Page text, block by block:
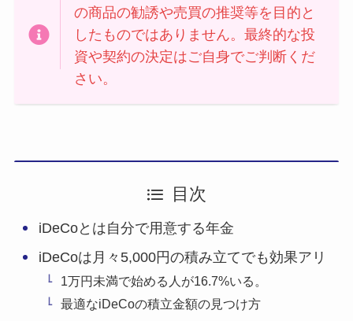
の商品の勧誘や売買の推奨等を目的と
したものではありません。最終的な投
資や契約の決定はご自身でご判断くだ
さい。
目次
iDeCoとは自分で用意する年金
iDeCoは月々5,000円の積み立てでも効果アリ
1万円未満で始める人が16.7%いる。
最適なiDeCoの積立金額の見つけ方